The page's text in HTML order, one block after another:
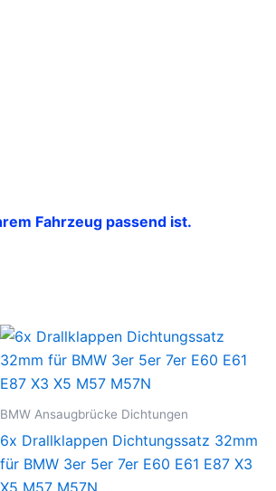
Fahrzeug passend ist.
BMW Ansaugbrücke Dichtungen
6x Drallklappen Dichtungssatz 32mm
für BMW 3er 5er 7er E60 E61 E87 X3
X5 M57 M57N